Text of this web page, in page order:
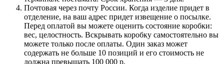
Почтовая через почту России. Когда изделие придет в
отделение, на ваш адрес придет извещение о посылке.
Перед оплатой вы можете оценить состояние коробки:
вес, целостность. Вскрывать коробку самостоятельно вы
можете только после оплаты. Один заказ может
содержать не больше 10 позиций и его стоимость не
должна превышать 100 000 р.